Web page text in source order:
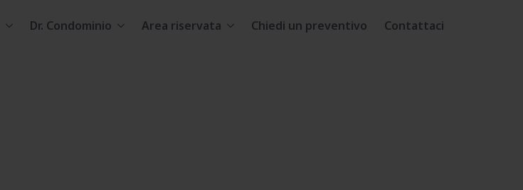
Dr. Condominio Area riservata Chiedi un preventivo Contattaci